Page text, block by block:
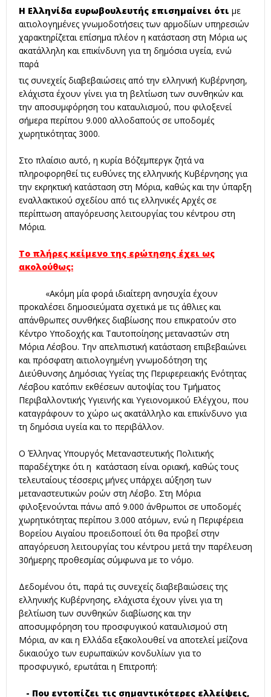
Η Ελληνίδα ευρωβουλευτής επισημαίνει ότι με
αιτιολογημένες γνωμοδοτήσεις των αρμοδίων υπηρεσιών
χαρακτηρίζεται επίσημα πλέον η κατάσταση στη Μόρια ως
ακατάλληλη και επικίνδυνη για τη δημόσια υγεία, ενώ
παρά
τις συνεχείς διαβεβαιώσεις από την ελληνική Κυβέρνηση,
ελάχιστα έχουν γίνει για τη βελτίωση των συνθηκών και
την αποσυμφόρηση του καταυλισμού, που φιλοξενεί
σήμερα περίπου 9.000 αλλοδαπούς σε υποδομές
χωρητικότητας 3000.
Στο πλαίσιο αυτό, η κυρία Βόζεμπεργκ ζητά να
πληροφορηθεί τις ευθύνες της ελληνικής Κυβέρνησης για
την εκρηκτική κατάσταση στη Μόρια, καθώς και την ύπαρξη
εναλλακτικού σχεδίου από τις ελληνικές Αρχές σε
περίπτωση απαγόρευσης λειτουργίας του κέντρου στη
Μόρια.
Το πλήρες κείμενο της ερώτησης έχει ως
ακολούθως:
«Ακόμη μία φορά ιδιαίτερη ανησυχία έχουν
προκαλέσει δημοσιεύματα σχετικά με τις άθλιες και
απάνθρωπες συνθήκες διαβίωσης που επικρατούν στο
Κέντρο Υποδοχής και Ταυτοποίησης μεταναστών στη
Μόρια Λέσβου. Την απελπιστική κατάσταση επιβεβαιώνει
και πρόσφατη αιτιολογημένη γνωμοδότηση της
Διεύθυνσης Δημόσιας Υγείας της Περιφερειακής Ενότητας
Λέσβου κατόπιν εκθέσεων αυτοψίας του Τμήματος
Περιβαλλοντικής Υγιεινής και Υγειονομικού Ελέγχου, που
καταγράφουν το χώρο ως ακατάλληλο και επικίνδυνο για
τη δημόσια υγεία και το περιβάλλον.
Ο Έλληνας Υπουργός Μεταναστευτικής Πολιτικής
παραδέχτηκε ότι η κατάσταση είναι οριακή, καθώς τους
τελευταίους τέσσερις μήνες υπάρχει αύξηση των
μεταναστευτικών ροών στη Λέσβο. Στη Μόρια
φιλοξενούνται πάνω από 9.000 άνθρωποι σε υποδομές
χωρητικότητας περίπου 3.000 ατόμων, ενώ η Περιφέρεια
Βορείου Αιγαίου προειδοποιεί ότι θα προβεί στην
απαγόρευση λειτουργίας του κέντρου μετά την παρέλευση
30ήμερης προθεσμίας σύμφωνα με το νόμο.
Δεδομένου ότι, παρά τις συνεχείς διαβεβαιώσεις της
ελληνικής Κυβέρνησης, ελάχιστα έχουν γίνει για τη
βελτίωση των συνθηκών διαβίωσης και την
αποσυμφόρηση του προσφυγικού καταυλισμού στη
Μόρια, αν και η Ελλάδα εξακολουθεί να αποτελεί μείζονα
δικαιούχο των ευρωπαϊκών κονδυλίων για το
προσφυγικό, ερωτάται η Επιτροπή:
- Που εντοπίζει τις σημαντικότερες ελλείψεις,